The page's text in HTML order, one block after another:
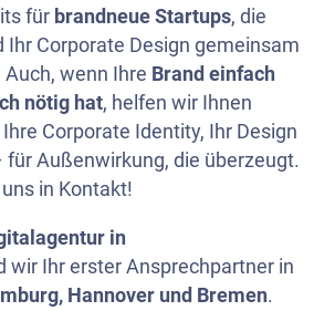
für brandneue Startups, die
Ihr Corporate Design gemeinsam
wenn Ihre Brand einfach
nötig hat, helfen wir Ihnen
Corporate Identity, Ihr Design
für Außenwirkung, die überzeugt.
in Kontakt!
in
wir Ihr erster Ansprechpartner in
Hannover und Bremen.